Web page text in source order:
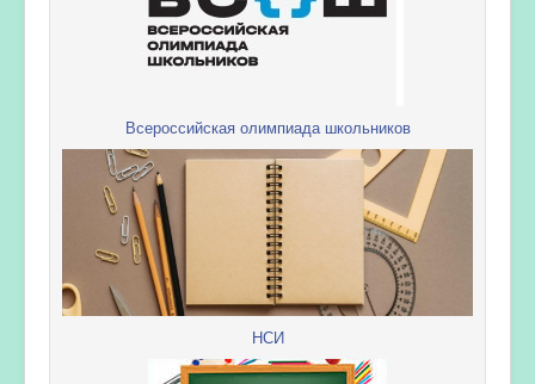
Всероссийская олимпиада школьников
НСИ